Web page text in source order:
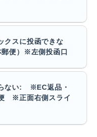
クスに投函できな
便）※左側投函口
らない: ※EC返品・
※正面右側スライ